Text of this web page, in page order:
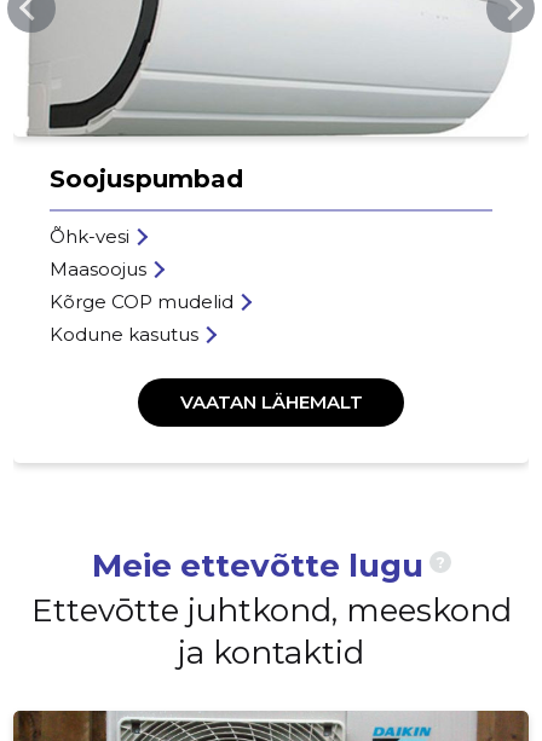
Soojuspumbad
Õhk-vesi
Maasoojus
Kõrge COP mudelid
Kodune kasutus
VAATAN LÄHEMALT
Meie ettevõtte lugu ?
Ettevōtte juhtkond, meeskond
ja kontaktid